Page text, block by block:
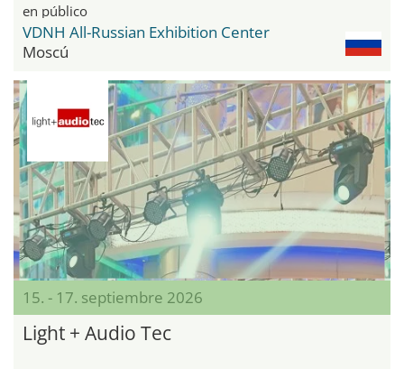
en público
VDNH All-Russian Exhibition Center
Moscú
15. - 17. septiembre 2026
Light + Audio Tec